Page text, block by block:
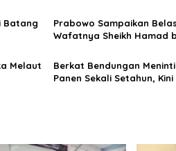
Batang
Prabowo Sampaikan
Wafatnya Sheikh Hamad
Melaut
Berkat Bendungan
Panen Sekali Setahun,